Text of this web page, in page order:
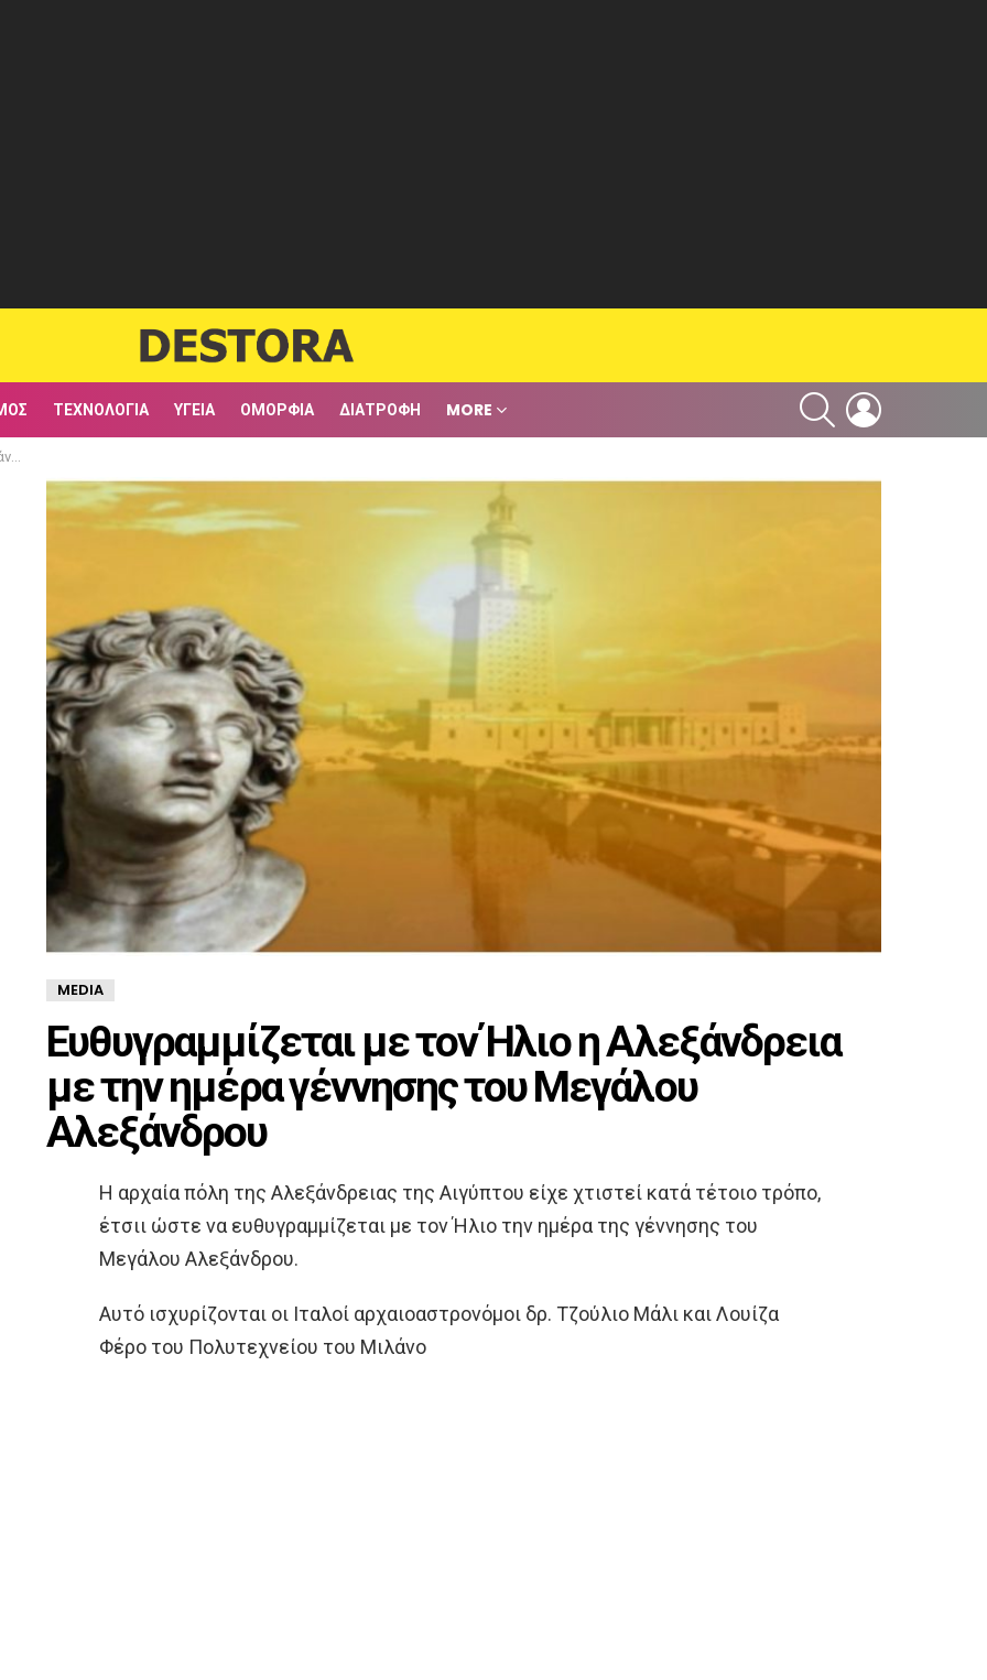
ΤΕΧΝΟΛΟΓΊΑ ΥΓΕΊΑ ΟΜΟΡΦΙΆ ΔΙΑΤΡΟΦΉ MORE
SEARCH
MEDIA
Ευθυγραμμίζεται με τον Ήλιο η Αλεξάνδρεια
με την ημέρα γέννησης του Μεγάλου
Αλεξάνδρου
H αρχαία πόλη της Αλεξάνδρειας της Αιγύπτου είχε χτιστεί κατά τέτοιο τρόπο,
έτσιι ώστε να ευθυγραμμίζεται με τον Ήλιο την ημέρα της γέννησης του
Μεγάλου Αλεξάνδρου.
Αυτό ισχυρίζονται οι Ιταλοί αρχαιοαστρονόμοι δρ. Τζούλιο Μάλι και Λουίζα
Φέρο του Πολυτεχνείου του Μιλάνο